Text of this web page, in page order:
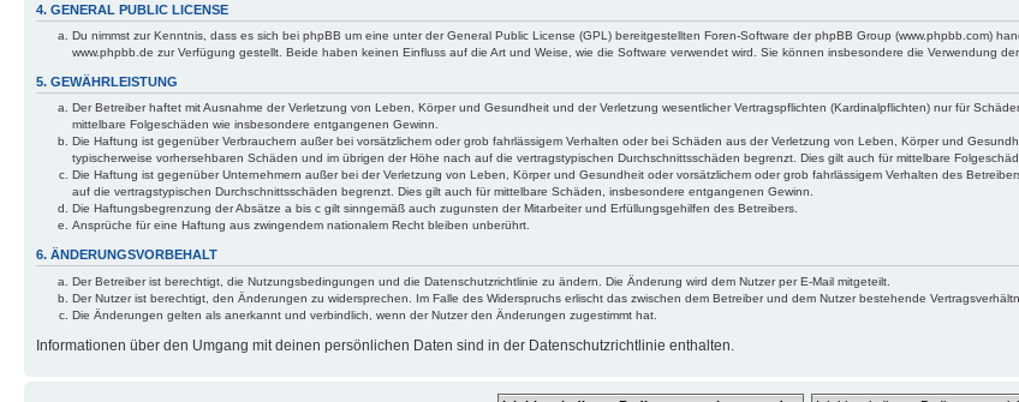
4. GENERAL PUBLIC LICENSE
Du nimmst zur Kenntnis, dass es sich bei phpBB um eine unter der General Public License (GPL) bereitgestellten Foren-Software der phpBB Group (www.phpbb.com)
www.phpbb.de zur Verfügung gestellt. Beide haben keinen Einfluss auf die Art und Weise, wie die Software verwendet wird. Sie können insbesondere die Verwendung
5. GEWÄHRLEISTUNG
Der Betreiber haftet mit Ausnahme der Verletzung von Leben, Körper und Gesundheit und der Verletzung wesentlicher Vertragspflichten (Kardinalpflichten) nur für
mittelbare Folgeschäden wie insbesondere entgangenen Gewinn.
Die Haftung ist gegenüber Verbrauchern außer bei vorsätzlichem oder grob fahrlässigem Verhalten oder bei Schäden aus der Verletzung von Leben, Körper und
typischerweise vorhersehbaren Schäden und im übrigen der Höhe nach auf die vertragstypischen Durchschnittsschäden begrenzt. Dies gilt auch für mittelbare
Die Haftung ist gegenüber Unternehmern außer bei der Verletzung von Leben, Körper und Gesundheit oder vorsätzlichem oder grob fahrlässigem Verhalten des
auf die vertragstypischen Durchschnittsschäden begrenzt. Dies gilt auch für mittelbare Schäden, insbesondere entgangenen Gewinn.
Die Haftungsbegrenzung der Absätze a bis c gilt sinngemäß auch zugunsten der Mitarbeiter und Erfüllungsgehilfen des Betreibers.
Ansprüche für eine Haftung aus zwingendem nationalem Recht bleiben unberührt.
6. ÄNDERUNGSVORBEHALT
Der Betreiber ist berechtigt, die Nutzungsbedingungen und die Datenschutzrichtlinie zu ändern. Die Änderung wird dem Nutzer per E-Mail mitgeteilt.
Der Nutzer ist berechtigt, den Änderungen zu widersprechen. Im Falle des Widerspruchs erlischt das zwischen dem Betreiber und dem Nutzer bestehende
Die Änderungen gelten als anerkannt und verbindlich, wenn der Nutzer den Änderungen zugestimmt hat.
Informationen über den Umgang mit deinen persönlichen Daten sind in der Datenschutzrichtlinie enthalten.